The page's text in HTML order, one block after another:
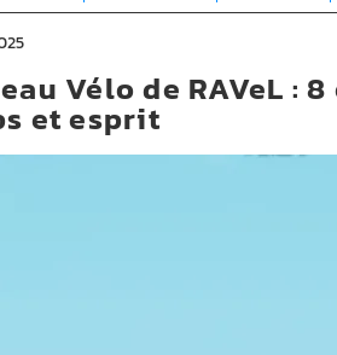
Vélo de RAVeL :
et esprit